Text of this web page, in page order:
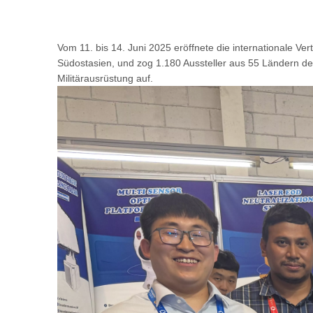
Vom 11. bis 14. Juni 2025 eröffnete die internationale
Südostasien, und zog 1.180 Aussteller aus 55 Ländern
Militärausrüstung auf.